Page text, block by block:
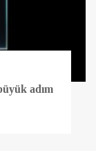
adım